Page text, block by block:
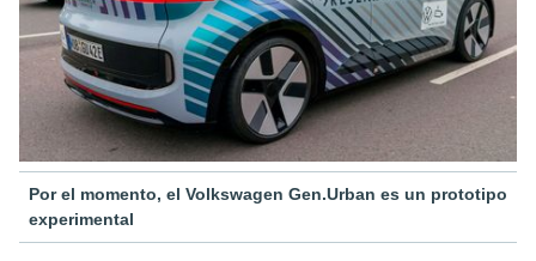
Por el momento, el Volkswagen Gen.Urban es un prototipo
experimental